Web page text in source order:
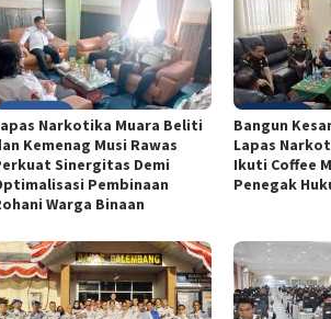
Narkotika Muara Beliti
Kemenag Musi Rawas
Sinergitas Demi
Pembinaan
Warga Binaan
Bangun
Lapas
Ikuti Coffee
Penegak